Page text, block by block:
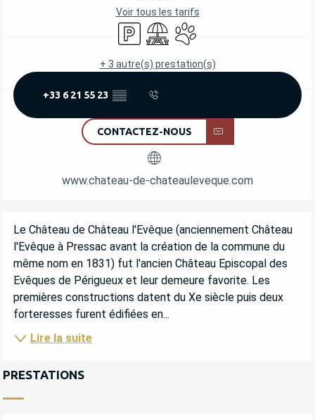
Voir tous les tarifs
ParkingAire de pique nique
Animaux acceptés
+ 3 autre(s) prestation(s)
+33 6 21 55 23 ▒▒
CONTACTEZ-NOUS
www.chateau-de-chateauleveque.com
DESCRIPTION
Le Château de Château l'Evêque (anciennement Château
l'Evêque à Pressac avant la création de la commune du
même nom en 1831) fut l'ancien Château Episcopal des
Evêques de Périgueux et leur demeure favorite. Les
premières constructions datent du Xe siècle puis deux
forteresses furent édifiées en...
Lire la suite
PRESTATIONS